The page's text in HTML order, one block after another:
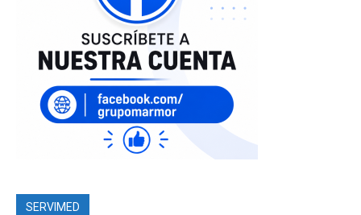
SERVIMED